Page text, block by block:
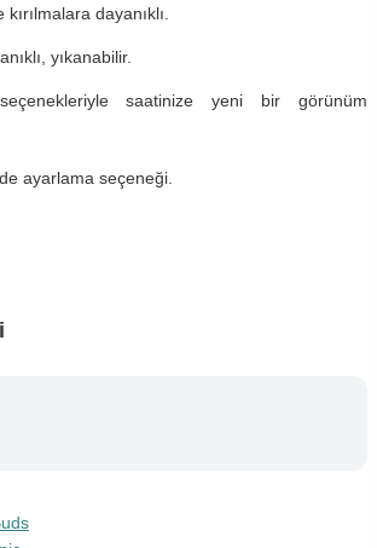
dayanıklı.
yıkanabilir.
saatinize yeni bir görünüm
ayarlama seçeneği.